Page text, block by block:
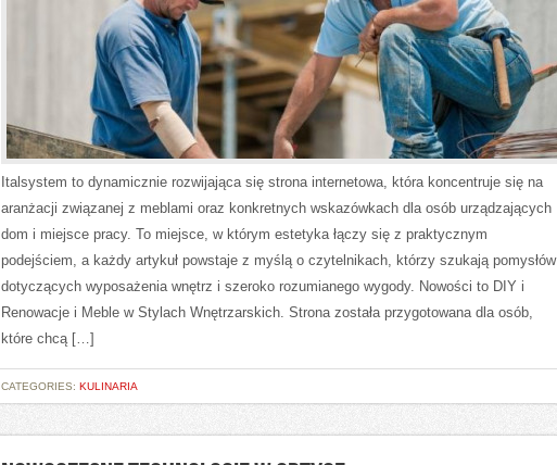
Italsystem to dynamicznie rozwijająca się strona internetowa, która koncentruje się na
aranżacji związanej z meblami oraz konkretnych wskazówkach dla osób urządzających
dom i miejsce pracy. To miejsce, w którym estetyka łączy się z praktycznym
podejściem, a każdy artykuł powstaje z myślą o czytelnikach, którzy szukają pomysłów
dotyczących wyposażenia wnętrz i szeroko rozumianego wygody. Nowości to DIY i
Renowacje i Meble w Stylach Wnętrzarskich. Strona została przygotowana dla osób,
które chcą […]
CATEGORIES: KULINARIA